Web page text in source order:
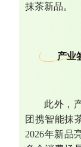
抹茶新品。
产业
此外，
团携智能抹
2026年新品